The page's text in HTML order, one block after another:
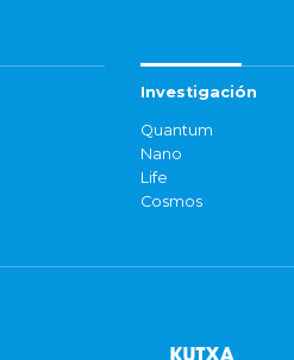
Investigación
Quantum
Nano
Life
Cosmos